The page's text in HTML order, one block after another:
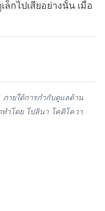
กไปเสียอย่างนั้น เมื่อ
ายใต้การกำกับดูแลด้าน
ำโดย โปลินา โคติโควา